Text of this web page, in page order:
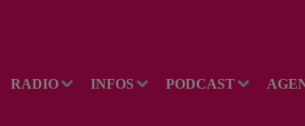
RADIO INFOS PODCAST